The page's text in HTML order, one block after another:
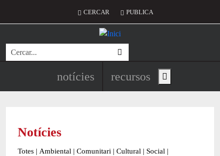
Menú del compte d'usuari
CERCAR PUBLICA
Cerca
Navegació principal de
notícies recursos Show main menu
Notícies
Totes | Ambiental | Comunitari | Cultural | Social |